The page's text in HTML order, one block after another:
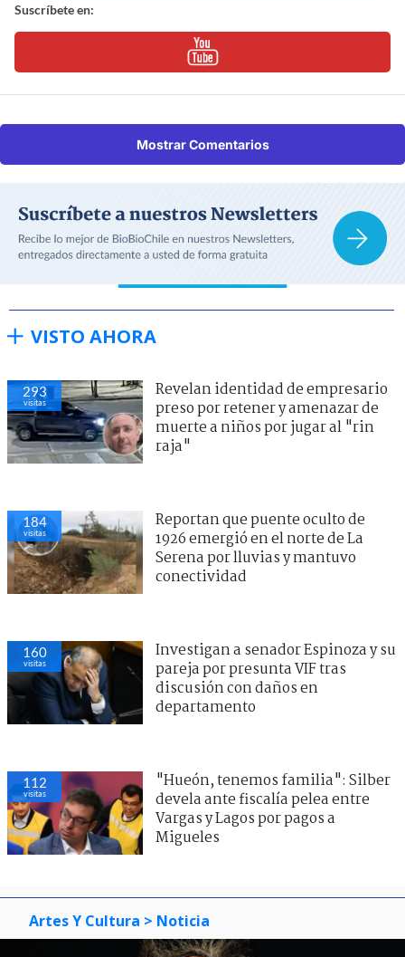
Suscríbete en:
Mostrar Comentarios
VISTO AHORA
293
visitas
Revelan identidad de empresario
preso por retener y amenazar de
muerte a niños por jugar al "rin
raja"
184
visitas
Reportan que puente oculto de
1926 emergió en el norte de La
Serena por lluvias y mantuvo
conectividad
160
visitas
Investigan a senador Espinoza y su
pareja por presunta VIF tras
discusión con daños en
departamento
112
visitas
"Hueón, tenemos familia": Silber
devela ante fiscalía pelea entre
Vargas y Lagos por pagos a
Migueles
Artes Y Cultura > Noticia